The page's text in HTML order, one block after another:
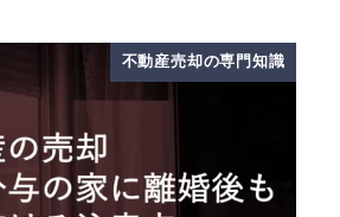
不動産売却の専門知識